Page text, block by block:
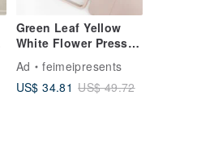
Green Leaf Yellow
White Flower Pressed
Flower iPad Case
iPad Air 11in 13in
Ad
feimeipresents
US$ 34.81 US$ 49.72